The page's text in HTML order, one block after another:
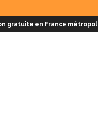
gratuite en France